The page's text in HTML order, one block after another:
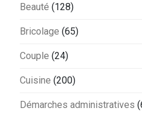
Beauté (128)
Bricolage (65)
Couple (24)
Cuisine (200)
Démarches administratives